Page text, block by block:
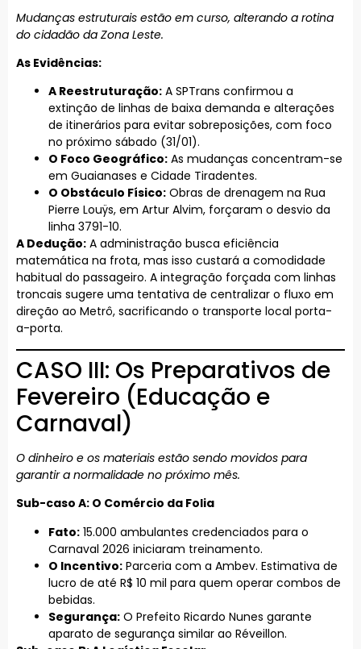
Mudanças estruturais estão em curso, alterando a rotina
do cidadão da Zona Leste.
As Evidências:
A Reestruturação: A SPTrans confirmou a
extinção de linhas de baixa demanda e alterações
de itinerários para evitar sobreposições, com foco
no próximo sábado (31/01).
O Foco Geográfico: As mudanças concentram-se
em Guaianases e Cidade Tiradentes.
O Obstáculo Físico: Obras de drenagem na Rua
Pierre Louÿs, em Artur Alvim, forçaram o desvio da
linha 3791-10.
A Dedução: A administração busca eficiência
matemática na frota, mas isso custará a comodidade
habitual do passageiro. A integração forçada com linhas
troncais sugere uma tentativa de centralizar o fluxo em
direção ao Metrô, sacrificando o transporte local porta-
a-porta.
CASO III: Os Preparativos de
Fevereiro (Educação e
Carnaval)
O dinheiro e os materiais estão sendo movidos para
garantir a normalidade no próximo mês.
Sub-caso A: O Comércio da Folia
Fato: 15.000 ambulantes credenciados para o
Carnaval 2026 iniciaram treinamento.
O Incentivo: Parceria com a Ambev. Estimativa de
lucro de até R$ 10 mil para quem operar combos de
bebidas.
Segurança: O Prefeito Ricardo Nunes garante
aparato de segurança similar ao Réveillon.